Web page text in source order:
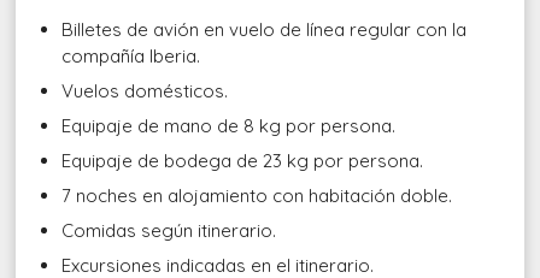
Billetes de avión en vuelo de línea regular con la
compañía Iberia.
Vuelos domésticos.
Equipaje de mano de 8 kg por persona.
Equipaje de bodega de 23 kg por persona.
7 noches en alojamiento con habitación doble.
Comidas según itinerario.
Excursiones indicadas en el itinerario.